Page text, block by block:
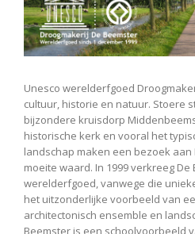
Unesco werelderfgoed
cultuur, historie en natuur. Stoere
bijzondere kruisdorp
historische kerk en vooral het
landschap maken een bezoek
moeite waard. In 1999 verkreeg
werelderfgoed, vanwege die
het uitzonderlijke voorbeeld van
architectonisch ensemble en
Beemster is een schoolvoorbeeld